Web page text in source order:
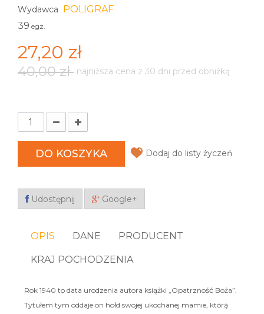
Wydawca POLIGRAF
39 egz.
27,20 zł
40,00 zł najniższa cena z 30 dni przed obniżką
DO KOSZYKA Dodaj do listy życzeń
Udostępnij Google+
OPIS DANE PRODUCENT
KRAJ POCHODZENIA
Rok 1940 to data urodzenia autora książki „Opatrzność Boża”.
Tytułem tym oddaje on hołd swojej ukochanej mamie, którą